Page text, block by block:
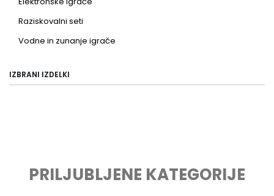
Raziskovalni seti
Vodne in zunanje igrače
IZBRANI IZDELKI
PRILJUBLJENE KATEGORIJE